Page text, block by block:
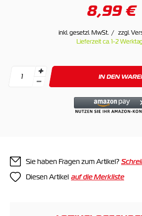
8,99 €
inkl. gesetzl. MwSt. zzgl.
Lieferzeit ca. 1-2
IN DEN
Sie haben Fragen zum Artikel?
Diesen Artikel